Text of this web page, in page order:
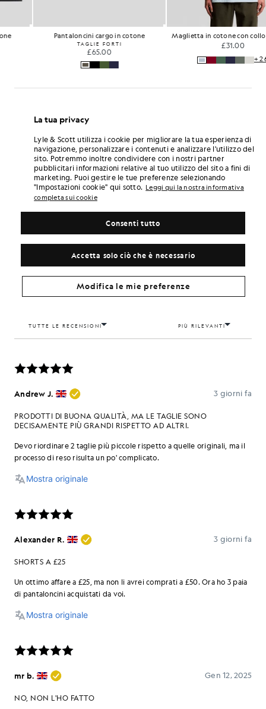
Pantaloncini cargo in cotone
TAGLIE FORTI
Maglietta in cotone con collo rotondo
+26
La tua privacy
Lyle & Scott utilizza i cookie per migliorare la tua esperienza di
navigazione, personalizzare i contenuti e analizzare l'utilizzo del
sito. Potremmo inoltre condividere con i nostri partner
pubblicitari informazioni relative al tuo utilizzo del sito a fini di
marketing. Puoi gestire le tue preferenze selezionando
"Impostazioni cookie" qui sotto. Leggi qui la nostra informativa
completa sui cookie
Accetta solo ciò che è necessario
Consenti tutto
Modifica le mie preferenze